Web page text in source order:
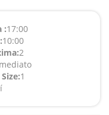
:17:00
10:00
2
1